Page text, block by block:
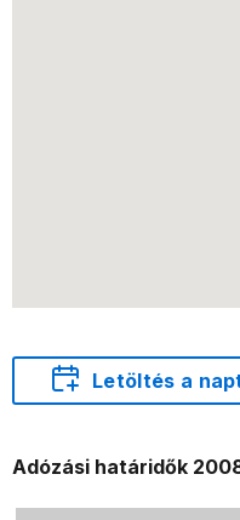
Letöltés a
Adózási határidők